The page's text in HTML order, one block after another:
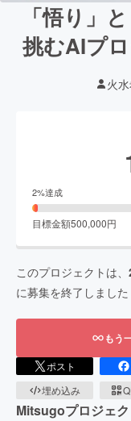
「悟り」
挑むAIプ
火
2%達成
目標金額500,000円
このプロジェクトは、
に募集を終了しました
もう
ポスト
埋め込み
Mitsugoプロジェ